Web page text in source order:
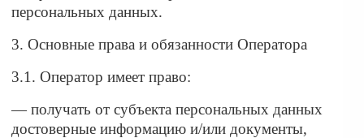
персональных данных.
3. Основные права и обязанности Оператора
3.1. Оператор имеет право:
— получать от субъекта персональных данных
достоверные информацию и/или документы,